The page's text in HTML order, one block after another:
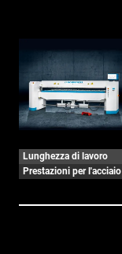
Lunghezza di lavoro
Prestazioni per l'acciaio